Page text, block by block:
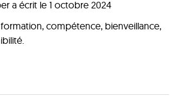
a écrit le 1 octobre 2024
compétence, bienveillance,